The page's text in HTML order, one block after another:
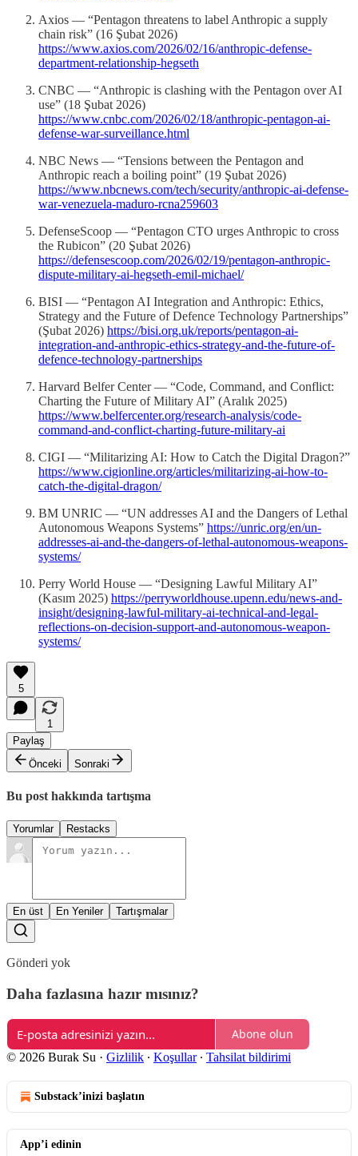
Axios — “Pentagon threatens to label Anthropic a supply
chain risk” (16 Şubat 2026)
https://www.axios.com/2026/02/16/anthropic-defense-
department-relationship-hegseth
CNBC — “Anthropic is clashing with the Pentagon over AI
use” (18 Şubat 2026)
https://www.cnbc.com/2026/02/18/anthropic-pentagon-ai-
defense-war-surveillance.html
NBC News — “Tensions between the Pentagon and
Anthropic reach a boiling point” (19 Şubat 2026)
https://www.nbcnews.com/tech/security/anthropic-ai-defense-
war-venezuela-maduro-rcna259603
DefenseScoop — “Pentagon CTO urges Anthropic to cross
the Rubicon” (20 Şubat 2026)
https://defensescoop.com/2026/02/19/pentagon-anthropic-
dispute-military-ai-hegseth-emil-michael/
BISI — “Pentagon AI Integration and Anthropic: Ethics,
Strategy and the Future of Defence Technology Partnerships”
(Şubat 2026) https://bisi.org.uk/reports/pentagon-ai-
integration-and-anthropic-ethics-strategy-and-the-future-of-
defence-technology-partnerships
Harvard Belfer Center — “Code, Command, and Conflict:
Charting the Future of Military AI” (Aralık 2025)
https://www.belfercenter.org/research-analysis/code-
command-and-conflict-charting-future-military-ai
CIGI — “Militarizing AI: How to Catch the Digital Dragon?”
https://www.cigionline.org/articles/militarizing-ai-how-to-
catch-the-digital-dragon/
BM UNRIC — “UN addresses AI and the Dangers of Lethal
Autonomous Weapons Systems” https://unric.org/en/un-
addresses-ai-and-the-dangers-of-lethal-autonomous-weapons-
systems/
Perry World House — “Designing Lawful Military AI”
(Kasım 2025) https://perryworldhouse.upenn.edu/news-and-
insight/designing-lawful-military-ai-technical-and-legal-
reflections-on-decision-support-and-autonomous-weapon-
systems/
5
1
Paylaş
Önceki
Sonraki
Bu post hakkında tartışma
Yorumlar Restacks
En üst En Yeniler Tartışmalar
Gönderi yok
Daha fazlasına hazır mısınız?
Abone olun
© 2026 Burak Su · Gizlilik ∙ Koşullar∙ Tahsilat bildirimi
Substack’inizi başlatın
App’i edinin